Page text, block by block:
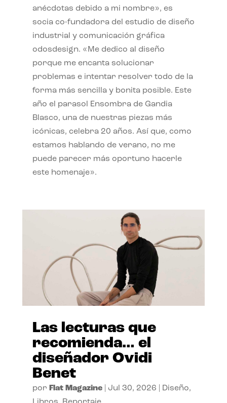
anécdotas debido a mi nombre», es
socia co-fundadora del estudio de diseño
industrial y comunicación gráfica
odosdesign. «Me dedico al diseño
porque me encanta solucionar
problemas e intentar resolver todo de la
forma más sencilla y bonita posible. Este
año el parasol Ensombra de Gandia
Blasco, una de nuestras piezas más
icónicas, celebra 20 años. Así que, como
estamos hablando de verano, no me
puede parecer más oportuno hacerle
este homenaje».
Las lecturas que
recomienda… el
diseñador Ovidi
Benet
por Flat Magazine| Jul 30, 2026 Diseño,